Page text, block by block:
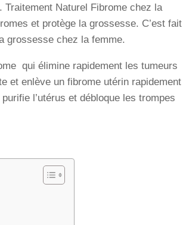
Naturel Fibrome chez la
et protège la grossesse. C’est fait
grossesse chez la femme.
qui élimine rapidement les tumeurs
et enlève un fibrome utérin rapidement
l’utérus et débloque les trompes